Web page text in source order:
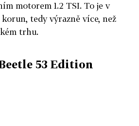
motorem 1.2 TSI. To je v
tedy výrazně více, než
trhu.
53 Edition